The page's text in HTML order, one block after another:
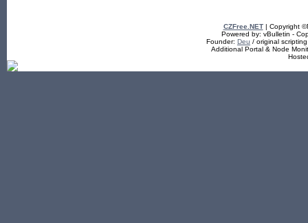
CZFree.NET| Copyright
Powered by: vBulletin -
Founder: Deu / original
Additional Portal & Node